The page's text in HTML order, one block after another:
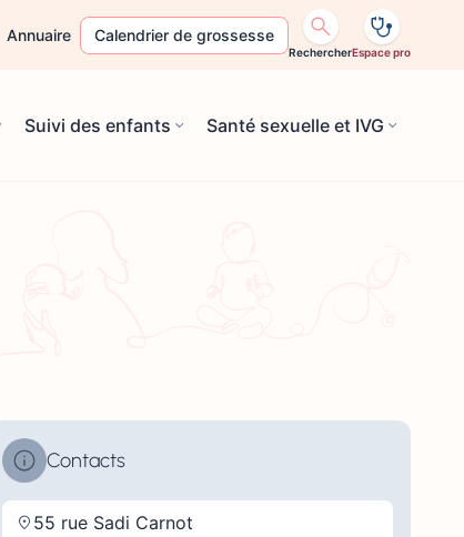
Annuaire Calendrier de grossesse
RechercherEspace pro
Suivi des enfants Santé sexuelle et IVG
Contacts
55 rue Sadi Carnot